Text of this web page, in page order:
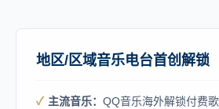
地区/区域音乐电台首创解锁
主流音乐： QQ音乐海外解锁付费